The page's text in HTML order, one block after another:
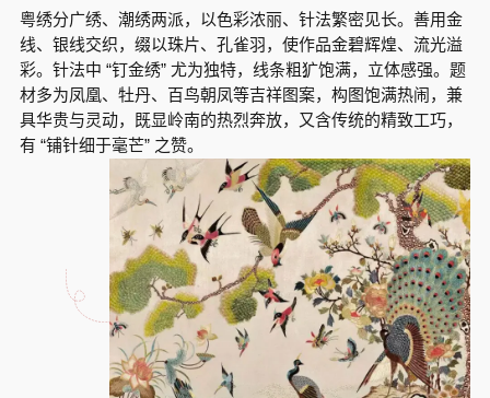
粤绣分广绣、潮绣两派，以色彩浓丽、针法繁密见长。善用金
线、银线交织，缀以珠片、孔雀羽，使作品金碧辉煌、流光溢
彩。针法中 “钉金绣” 尤为独特，线条粗犷饱满，立体感强。题
材多为凤凰、牡丹、百鸟朝凤等吉祥图案，构图饱满热闹，兼
具华贵与灵动，既显岭南的热烈奔放，又含传统的精致工巧，
有 “铺针细于毫芒” 之赞。